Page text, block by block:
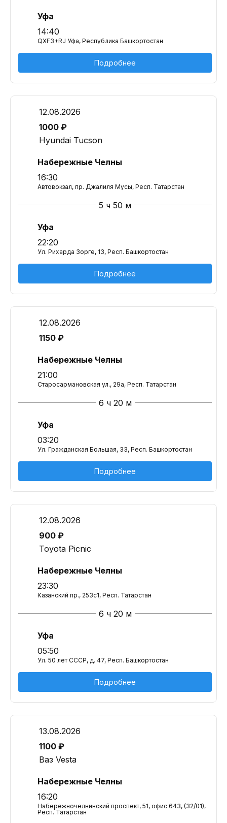
Уфа
14:40
QXF3+RJ Уфа, Республика Башкортостан
Подробнее
12.08.2026
1000 ₽
Hyundai Tucson
Набережные Челны
16:30
Автовокзал, пр. Джалиля Мусы, Респ. Татарстан
5 ч 50 м
Уфа
22:20
Ул. Рихарда Зорге, 13, Респ. Башкортостан
Подробнее
12.08.2026
1150 ₽
Набережные Челны
21:00
Старосармановская ул., 29а, Респ. Татарстан
6 ч 20 м
Уфа
03:20
Ул. Гражданская Большая, 33, Респ. Башкортостан
Подробнее
12.08.2026
900 ₽
Toyota Picnic
Набережные Челны
23:30
Казанский пр., 253с1, Респ. Татарстан
6 ч 20 м
Уфа
05:50
Ул. 50 лет СССР, д. 47, Респ. Башкортостан
Подробнее
13.08.2026
1100 ₽
Ваз Vesta
Набережные Челны
16:20
Набережночелнинский проспект, 51, офис 643, (32/01),
Респ. Татарстан